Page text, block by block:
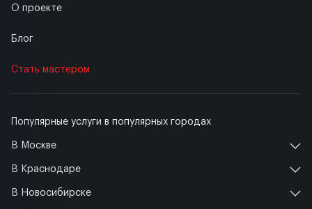
Популярные услуги в популярных городах
В Москве
В Краснодаре
В Новосибирске
О проекте
Блог
Стать мастером